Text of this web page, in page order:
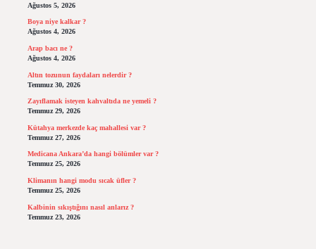
Ağustos 5, 2026
Boya niye kalkar ?
Ağustos 4, 2026
Arap bacı ne ?
Ağustos 4, 2026
Altın tozunun faydaları nelerdir ?
Temmuz 30, 2026
Zayıflamak isteyen kahvaltıda ne yemeli ?
Temmuz 29, 2026
Kütahya merkezde kaç mahallesi var ?
Temmuz 27, 2026
Medicana Ankara’da hangi bölümler var ?
Temmuz 25, 2026
Klimanın hangi modu sıcak üfler ?
Temmuz 25, 2026
Kalbinin sıkıştığını nasıl anlarız ?
Temmuz 23, 2026